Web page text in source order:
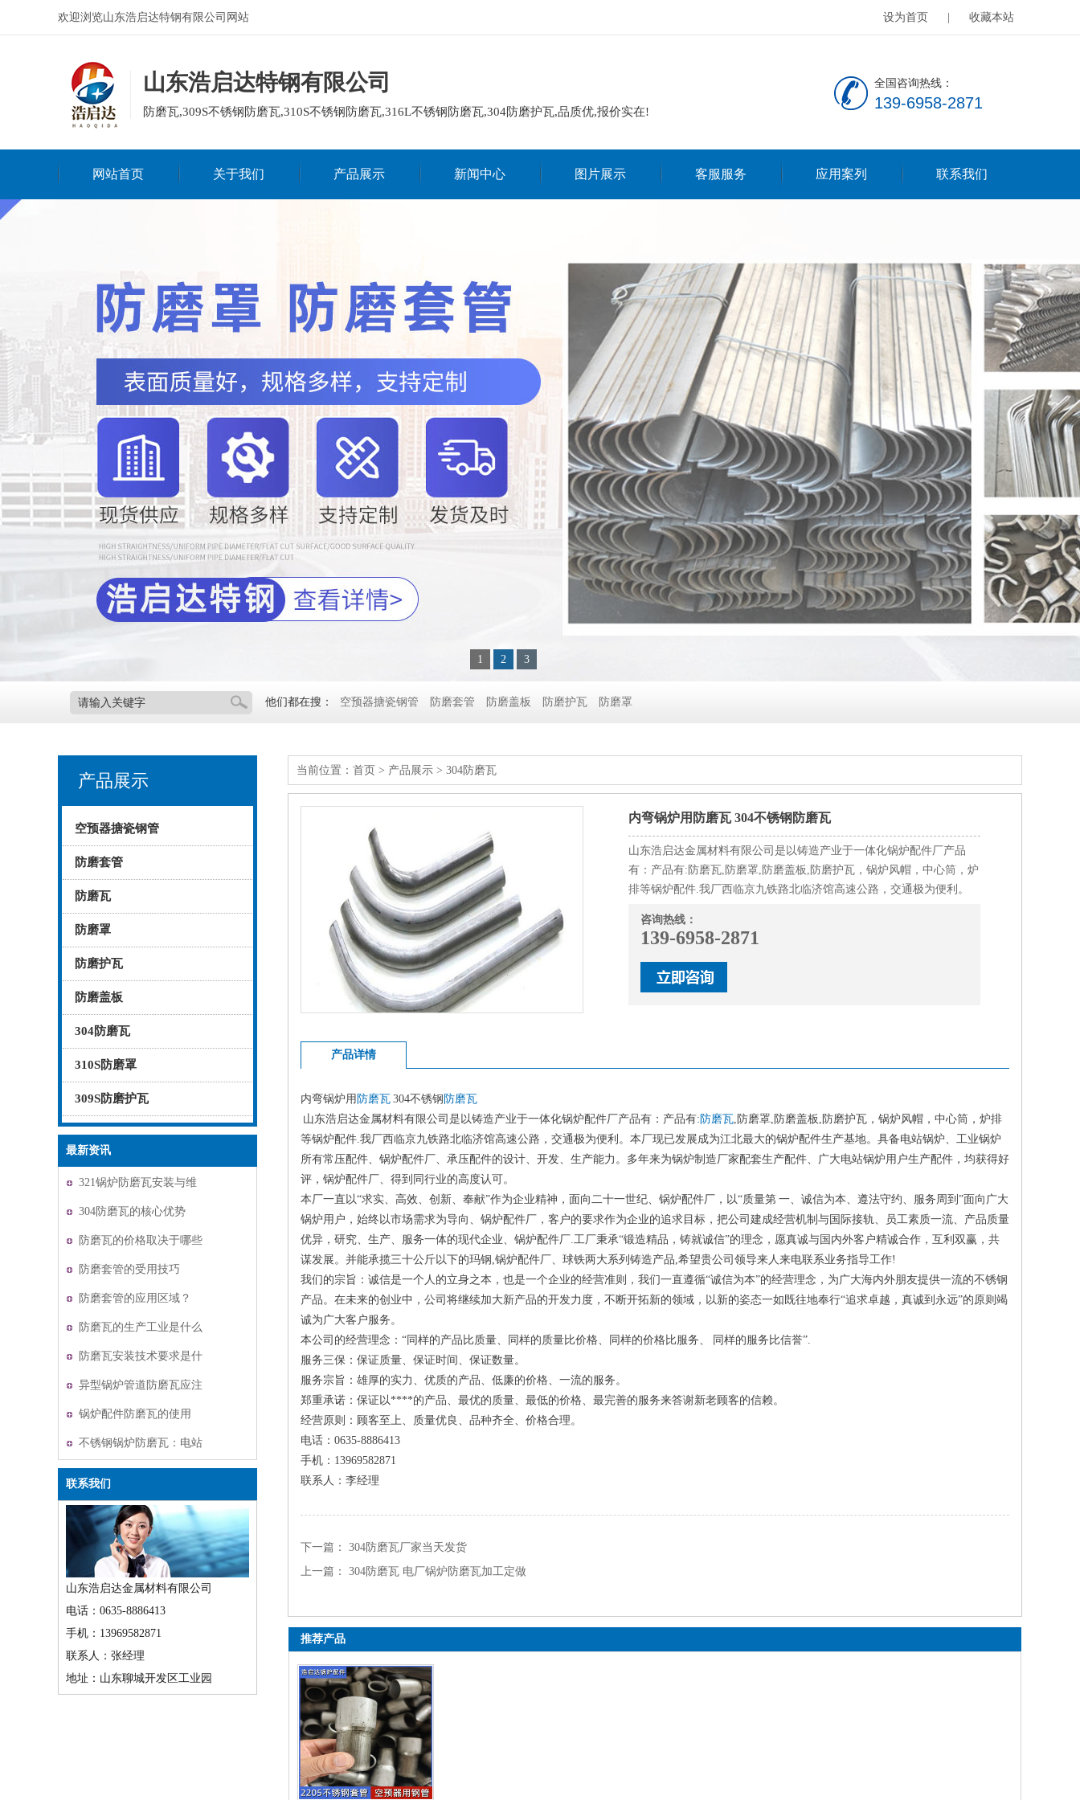
欢迎浏览山东浩启达特钢有限公司网站 设为首页 收藏本站
山东浩启达特钢有限公司
防磨瓦,309S不锈钢防磨瓦,310S不锈钢防磨瓦,316L不锈钢防磨瓦,304防磨护瓦,品质优,报价实在!
全国咨询热线：
139-6958-2871
网站首页 关于我们 产品展示 新闻中心 图片展示 客服服务 应用案列 联系我们
1 2 3
他们都在搜： 空预器搪瓷钢管 防磨套管 防磨盖板 防磨护瓦 防磨罩
产品展示
空预器搪瓷钢管
防磨套管
防磨瓦
防磨罩
防磨护瓦
防磨盖板
304防磨瓦
310S防磨罩
309S防磨护瓦
最新资讯
321锅炉防磨瓦安装与维
护
304防磨瓦的核心优势
防磨瓦的价格取决于哪些
因素？
防磨套管的受用技巧
防磨套管的应用区域？
防磨瓦的生产工业是什么
防磨瓦安装技术要求是什
么
异型锅炉管道防磨瓦应注
意哪些数据？
锅炉配件防磨瓦的使用
不锈钢锅炉防磨瓦：电站
锅炉的耐磨守护者
联系我们
山东浩启达金属材料有限公司
电话：0635-8886413
手机：13969582871
联系人：张经理
地址：山东聊城开发区工业园
当前位置： 首页 > 产品展示 > 304防磨瓦
内弯锅炉用防磨瓦 304不锈钢防磨瓦
山东浩启达金属材料有限公司是以铸造产业于一体化锅炉配件厂产品
有：产品有:防磨瓦,防磨罩,防磨盖板,防磨护瓦，锅炉风帽，中心筒，炉
排等锅炉配件.我厂西临京九铁路北临济馆高速公路，交通极为便利。
咨询热线：
139-6958-2871
产品详情
内弯锅炉用 防磨瓦 304不锈钢防磨瓦
山东浩启达金属材料有限公司是以铸造产业于一体化锅炉配件厂产品有：产品有:防磨瓦,防磨罩,防磨盖板,防磨护瓦，锅炉风帽，中心筒，炉排
等锅炉配件.我厂西临京九铁路北临济馆高速公路，交通极为便利。本厂现已发展成为江北最大的锅炉配件生产基地。具备电站锅炉、工业锅炉
所有常压配件、锅炉配件厂、承压配件的设计、开发、生产能力。多年来为锅炉制造厂家配套生产配件、广大电站锅炉用户生产配件，均获得好
评，锅炉配件厂、得到同行业的高度认可。
本厂一直以“求实、高效、创新、奉献”作为企业精神，面向二十一世纪、锅炉配件厂，以“质量第 一、诚信为本、遵法守约、服务周到”面向广大
锅炉用户，始终以市场需求为导向、锅炉配件厂，客户的要求作为企业的追求目标，把公司建成经营机制与国际接轨、员工素质一流、产品质量
优异，研究、生产、服务一体的现代企业、锅炉配件厂.工厂秉承“锻造精品，铸就诚信”的理念，愿真诚与国内外客户精诚合作，互利双赢，共
谋发展。并能承揽三十公斤以下的玛钢,锅炉配件厂、球铁两大系列铸造产品,希望贵公司领导来人来电联系业务指导工作!
我们的宗旨：诚信是一个人的立身之本，也是一个企业的经营准则，我们一直遵循“诚信为本”的经营理念，为广大海内外朋友提供一流的不锈钢
产品。在未来的创业中，公司将继续加大新产品的开发力度，不断开拓新的领域，以新的姿态一如既往地奉行“追求卓越，真诚到永远”的原则竭
诚为广大客户服务。
本公司的经营理念：“同样的产品比质量、同样的质量比价格、同样的价格比服务、 同样的服务比信誉”.
服务三保：保证质量、保证时间、保证数量。
服务宗旨：雄厚的实力、优质的产品、低廉的价格、一流的服务。
郑重承诺：保证以****的产品、最优的质量、最低的价格、最完善的服务来答谢新老顾客的信赖。
经营原则：顾客至上、质量优良、品种齐全、价格合理。
电话：0635-8886413
手机：13969582871
联系人：李经理
下一篇： 304防磨瓦厂家当天发货
上一篇： 304防磨瓦 电厂锅炉防磨瓦加工定做
推荐产品